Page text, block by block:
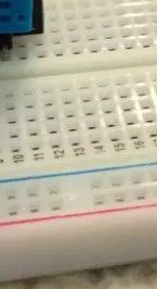
千问AI平台-模型体验
在线体验全尺寸、多种模
Happy 系列大模型
大模型解决方案
快速部署 Dify，高效搭
AI 开发和 AI 应用解决